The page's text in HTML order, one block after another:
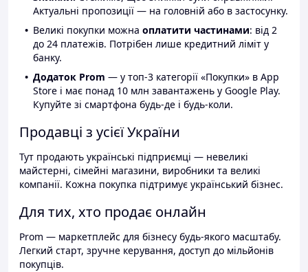
Актуальні пропозиції — на головній або в застосунку.
Великі покупки можна оплатити частинами: від 2
до 24 платежів. Потрібен лише кредитний ліміт у
банку.
Додаток Prom — у топ-3 категорії «Покупки» в App
Store і має понад 10 млн завантажень у Google Play.
Купуйте зі смартфона будь-де і будь-коли.
Продавці з усієї України
Тут продають українські підприємці — невеликі
майстерні, сімейні магазини, виробники та великі
компанії. Кожна покупка підтримує український бізнес.
Для тих, хто продає онлайн
Prom — маркетплейс для бізнесу будь-якого масштабу.
Легкий старт, зручне керування, доступ до мільйонів
покупців.